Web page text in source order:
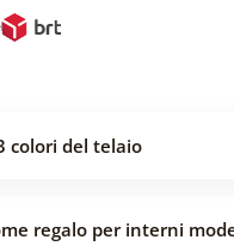
colori del telaio
regalo per interni